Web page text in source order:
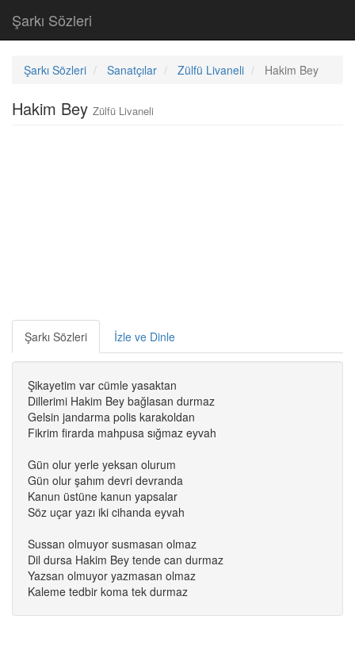
Şarkı Sözleri
Şarkı Sözleri Sanatçılar Zülfü Livaneli Hakim Bey
Hakim Bey Zülfü Livaneli
Şarkı Sözleri İzle ve Dinle
Şikayetim var cümle yasaktan
Dillerimi Hakim Bey bağlasan durmaz
Gelsin jandarma polis karakoldan
Fikrim firarda mahpusa sığmaz eyvah
Gün olur yerle yeksan olurum
Gün olur şahım devri devranda
Kanun üstüne kanun yapsalar
Söz uçar yazı iki cihanda eyvah
Sussan olmuyor susmasan olmaz
Dil dursa Hakim Bey tende can durmaz
Yazsan olmuyor yazmasan olmaz
Kaleme tedbir koma tek durmaz